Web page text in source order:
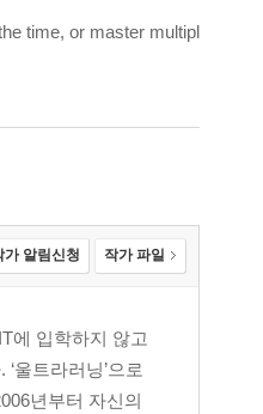
time, or master multipl
가 알림신청 작가 파일
에 입학하지 않고
울트라러닝’으로
년부터 자신의